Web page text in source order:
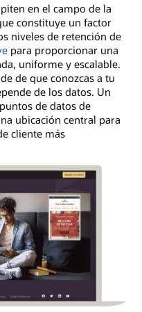
en el campo de la
constituye un factor
niveles de retención de
para proporcionar una
uniforme y escalable.
de que conozcas a tu
de los datos. Un
de datos de
ubicación central para
cliente más